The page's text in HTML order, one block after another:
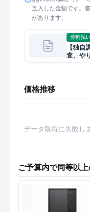
五入した金額です。
があります。
分割払
【独
査、や
価格推移
データ取得に失敗し
ご予算内で同等以上